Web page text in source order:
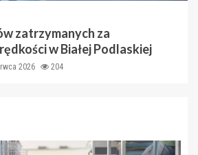
zatrzymanych za
w Białej Podlaskiej
2026 204